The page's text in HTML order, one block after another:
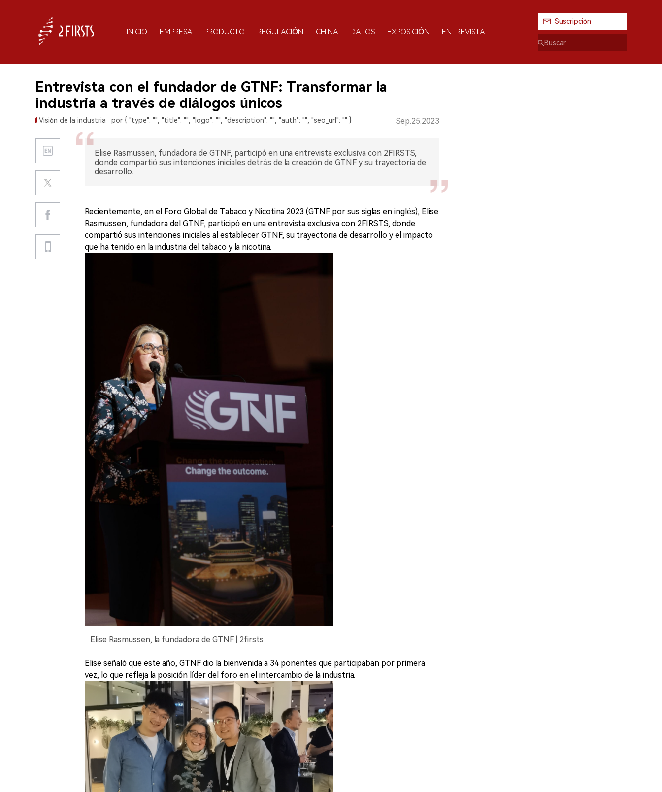
INICIO EMPRESA PRODUCTO REGULACIÓN CHINA DATOS EXPOSICIÓN ENTREVISTA
Suscripción
Entrevista con el fundador de GTNF: Transformar la
industria a través de diálogos únicos
Visión de la industria por { "type": "", "title": "", "logo": "", "description": "", "auth": "", "seo_url": "" } Sep.25.2023
Elise Rasmussen, fundadora de GTNF, participó en una entrevista exclusiva con 2FIRSTS,
donde compartió sus intenciones iniciales detrás de la creación de GTNF y su trayectoria de
desarrollo.
Recientemente, en el Foro Global de Tabaco y Nicotina 2023 (GTNF por sus siglas en inglés), Elise
Rasmussen, fundadora del GTNF, participó en una entrevista exclusiva con 2FIRSTS, donde
compartió sus intenciones iniciales al establecer GTNF, su trayectoria de desarrollo y el impacto
que ha tenido en la industria del tabaco y la nicotina.
Elise Rasmussen, la fundadora de GTNF | 2firsts
Elise señaló que este año, GTNF dio la bienvenida a 34 ponentes que participaban por primera
vez, lo que refleja la posición líder del foro en el intercambio de la industria.